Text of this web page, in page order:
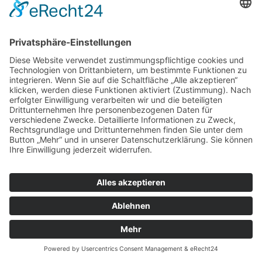
Datenschutz